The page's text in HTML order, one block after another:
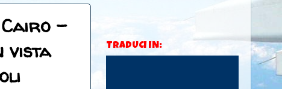
Cairo -
vista
TRADUCI IN: